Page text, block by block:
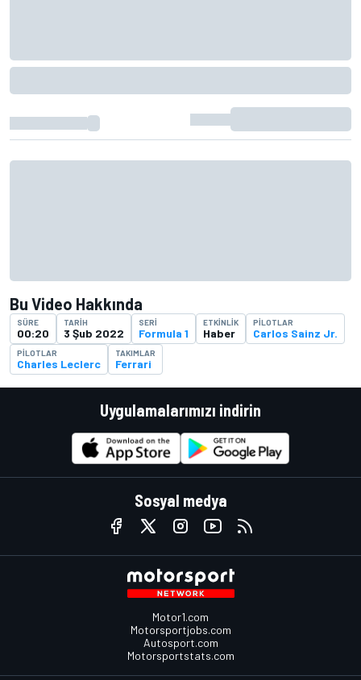
Bu Video Hakkında
SÜRE
00:20
TARIH
3 Şub 2022
SERI
Formula 1
ETKINLIK
Haber
PILOTLAR
Carlos Sainz Jr.
PILOTLAR
Charles Leclerc
TAKIMLAR
Ferrari
Uygulamalarımızı indirin
Sosyal medya
Motor1.com
Motorsportjobs.com
Autosport.com
Motorsportstats.com